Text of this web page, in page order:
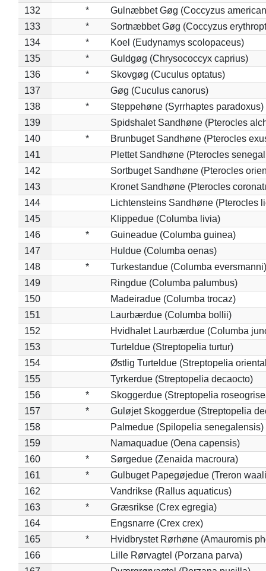
132
*
Gulnæbbet Gøg (Coccyzus
133
*
Sortnæbbet Gøg (Coccyzus
134
*
Koel (Eudynamys scolopaceus)
135
*
Guldgøg (Chrysococcyx caprius)
136
*
Skovgøg (Cuculus optatus)
137
Gøg (Cuculus canorus)
138
*
Steppehøne (Syrrhaptes paradoxus)
139
Spidshalet Sandhøne (Pterocles
140
*
Brunbuget Sandhøne (Pterocles
141
Plettet Sandhøne (Pterocles
142
Sortbuget Sandhøne (Pterocles
143
Kronet Sandhøne (Pterocles
144
Lichtensteins Sandhøne (Pterocles
145
Klippedue (Columba livia)
146
*
Guineadue (Columba guinea)
147
Huldue (Columba oenas)
148
*
Turkestandue (Columba eversmanni)
149
Ringdue (Columba palumbus)
150
Madeiradue (Columba trocaz)
151
Laurbærdue (Columba bollii)
152
Hvidhalet Laurbærdue (Columba
153
Turteldue (Streptopelia turtur)
154
Østlig Turteldue (Streptopelia
155
Tyrkerdue (Streptopelia decaocto)
156
*
Skoggerdue (Streptopelia
157
*
Guløjet Skoggerdue (Streptopelia
158
Palmedue (Spilopelia senegalensis)
159
Namaquadue (Oena capensis)
160
*
Sørgedue (Zenaida macroura)
161
*
Gulbuget Papegøjedue (Treron
162
Vandrikse (Rallus aquaticus)
163
*
Græsrikse (Crex egregia)
164
Engsnarre (Crex crex)
165
*
Hvidbrystet Rørhøne (Amaurornis
166
Lille Rørvagtel (Porzana parva)